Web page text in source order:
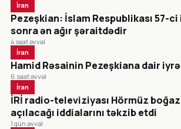
İran
Pezeşkian: İslam Respublikası 57-
sonra ən ağır şəraitdədir
4 saat əvvəl
İran
Hamid Rəsainin Pezeşkiana dair
6 saat əvvəl
İran
İRİ radio-televiziyası Hörmüz
açılacağı iddialarını təkzib etdi
1 gün əvvəl